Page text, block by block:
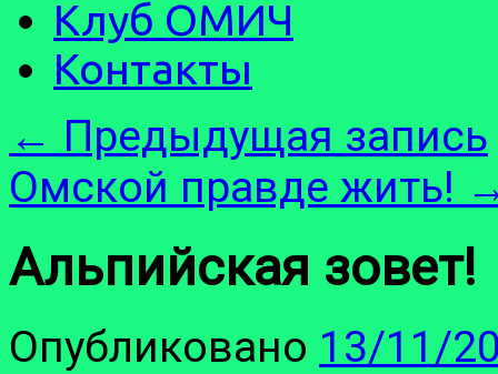
Клуб ОМИЧ
Контакты
← Предыдущая запись
Омской правде жить!
Альпийская зовет!
Опубликовано 13/11/